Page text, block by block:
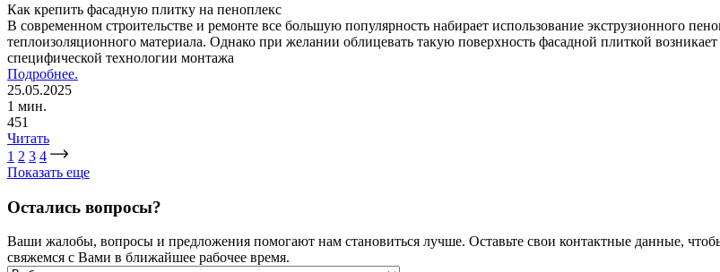
Как крепить фасадную плитку на пеноплекс
В современном строительстве и ремонте все большую популярность набирает использование экструзионного
теплоизоляционного материала. Однако при желании облицевать такую поверхность фасадной плиткой
специфической технологии монтажа
Подробнее.
25.05.2025
1 мин.
451
Читать
1 2 3 4
Показать еще
Остались вопросы?
Ваши жалобы, вопросы и предложения помогают нам становиться лучше. Оставьте свои контактные данные,
свяжемся с Вами в ближайшее рабочее время.